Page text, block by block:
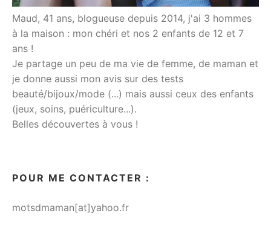
Maud, 41 ans, blogueuse depuis 2014, j'ai 3 hommes
à la maison : mon chéri et nos 2 enfants de 12 et 7
ans !
Je partage un peu de ma vie de femme, de maman et
je donne aussi mon avis sur des tests
beauté/bijoux/mode (...) mais aussi ceux des enfants
(jeux, soins, puériculture...).
Belles découvertes à vous !
POUR ME CONTACTER :
motsdmaman[at]yahoo.fr